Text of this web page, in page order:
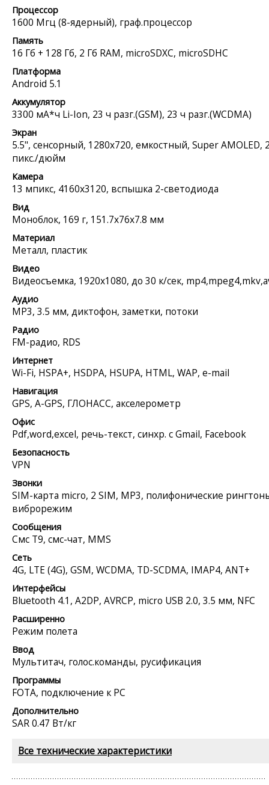
Процессор
1600 Мгц (8-ядерный), граф.процессор
Память
16 Гб + 128 Гб, 2 Гб RAM, microSDXC, microSDHC
Платформа
Android 5.1
Аккумулятор
3300 мА*ч Li-Ion, 23 ч разг.(GSM), 23 ч разг.(WCDMA)
Экран
5.5", сенсорный, 1280x720, емкостный, Super AMOLED,
пикс./дюйм
Камера
13 мпикс, 4160x3120, вспышка 2-светодиода
Вид
Моноблок, 169 г, 151.7x76x7.8 мм
Материал
Металл, пластик
Видео
Видеосъемка, 1920x1080, до 30 к/сек,
Аудио
MP3, 3.5 мм, диктофон, заметки, потоки
Радио
FM-радио, RDS
Интернет
Wi-Fi, HSPA+, HSDPA, HSUPA, HTML, WAP, e-mail
Навигация
GPS, A-GPS, ГЛОНАСС, акселерометр
Офис
Pdf,word,excel, речь-текст, синхр. с Gmail, Facebook
Безопасность
VPN
Звонки
SIM-карта micro, 2 SIM, MP3, полифонические
виброрежим
Сообщения
Смс Т9, смс-чат, MMS
Сеть
4G, LTE (4G), GSM, WCDMA, TD-SCDMA, IMAP4, ANT+
Интерфейсы
Bluetooth 4.1, A2DP, AVRCP, micro USB 2.0, 3.5 мм, NFC
Расширенно
Режим полета
Ввод
Мультитач, голос.команды, русификация
Программы
FOTA, подключение к PC
Дополнительно
SAR 0.47 Вт/кг
Все технические характеристики